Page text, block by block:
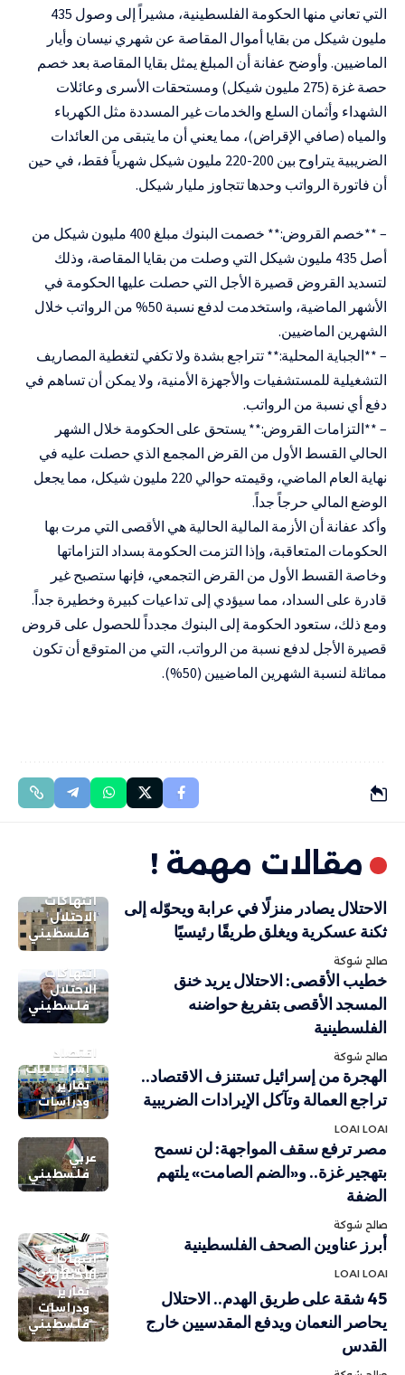
التي تعاني منها الحكومة الفلسطينية، مشيراً إلى وصول 435
مليون شيكل من بقايا أموال المقاصة عن شهري نيسان وأيار
الماضيين. وأوضح عفانة أن المبلغ يمثل بقايا المقاصة بعد خصم
حصة غزة (275 مليون شيكل) ومستحقات الأسرى وعائلات
الشهداء وأثمان السلع والخدمات غير المسددة مثل الكهرباء
والمياه (صافي الإقراض)، مما يعني أن ما يتبقى من العائدات
الضريبية يتراوح بين 200-220 مليون شيكل شهرياً فقط، في حين
أن فاتورة الرواتب وحدها تتجاوز مليار شيكل.
– **خصم القروض:** خصمت البنوك مبلغ 400 مليون شيكل من
أصل 435 مليون شيكل التي وصلت من بقايا المقاصة، وذلك
لتسديد القروض قصيرة الأجل التي حصلت عليها الحكومة في
الأشهر الماضية، واستخدمت لدفع نسبة 50% من الرواتب خلال
الشهرين الماضيين.
– **الجباية المحلية:** تتراجع بشدة ولا تكفي لتغطية المصاريف
التشغيلية للمستشفيات والأجهزة الأمنية، ولا يمكن أن تساهم في
دفع أي نسبة من الرواتب.
– **التزامات القروض:** يستحق على الحكومة خلال الشهر
الحالي القسط الأول من القرض المجمع الذي حصلت عليه في
نهاية العام الماضي، وقيمته حوالي 220 مليون شيكل، مما يجعل
الوضع المالي حرجاً جداً.
وأكد عفانة أن الأزمة المالية الحالية هي الأقصى التي مرت بها
الحكومات المتعاقبة، وإذا التزمت الحكومة بسداد التزاماتها
وخاصة القسط الأول من القرض التجمعي، فإنها ستصبح غير
قادرة على السداد، مما سيؤدي إلى تداعيات كبيرة وخطيرة جداً.
ومع ذلك، ستعود الحكومة إلى البنوك مجدداً للحصول على قروض
قصيرة الأجل لدفع نسبة من الرواتب، التي من المتوقع أن تكون
مماثلة لنسبة الشهرين الماضيين (50%).
مقالات مهمة !
انتهاكات
الاحتلال
فلسطيني
الاحتلال يصادر منزلًا في عرابة ويحوّله إلى
ثكنة عسكرية ويغلق طريقًا رئيسيًا
صالح شوكة
انتهاكات
الاحتلال
فلسطيني
خطيب الأقصى: الاحتلال يريد خنق
المسجد الأقصى بتفريغ حواضنه
الفلسطينية
صالح شوكة
اقتصاد
إسرائيليات
تقارير
ودراسات
الهجرة من إسرائيل تستنزف الاقتصاد..
تراجع العمالة وتآكل الإيرادات الضريبية
LOAI LOAI
عربي
فلسطيني
مصر ترفع سقف المواجهة: لن نسمح
بتهجير غزة.. و«الضم الصامت» يلتهم
الضفة
صالح شوكة
فلسطيني
أبرز عناوين الصحف الفلسطينية
LOAI LOAI
انتهاكات
الاحتلال
تقارير
ودراسات
فلسطيني
45 شقة على طريق الهدم.. الاحتلال
يحاصر النعمان ويدفع المقدسيين خارج
القدس